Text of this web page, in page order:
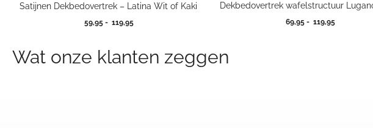
Satijnen Dekbedovertrek – Latina Wit of Kaki
59,95 - 119,95
119,95
Dekbedovertrek wafelstructuur
69,95 - 119,95Prijsklasse:
Wat onze klanten zeggen